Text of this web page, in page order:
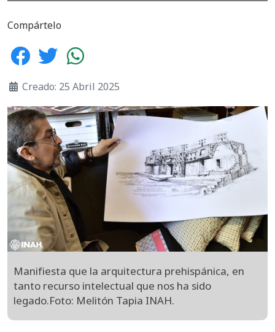
Compártelo
Creado: 25 Abril 2025
Manifiesta que la arquitectura prehispánica, en
tanto recurso intelectual que nos ha sido
legado.Foto: Melitón Tapia INAH.